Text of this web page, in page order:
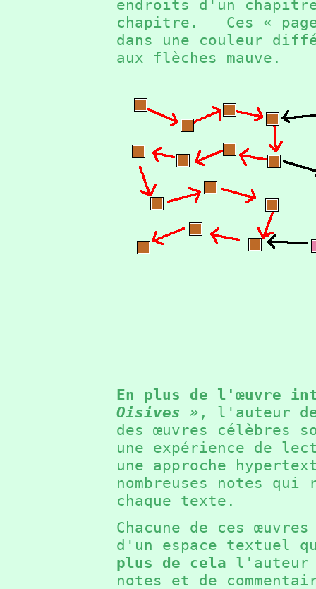
endroits d'un
chapitre. Ces «
dans une couleur
aux flèches mauve.
En plus de l'œuvre
Oisives » , l'auteur
des œuvres célèbres
une expérience de
une approche
nombreuses notes
chaque texte.
Chacune de ces
d'un espace textuel
plus de cela l'auteur
notes et de